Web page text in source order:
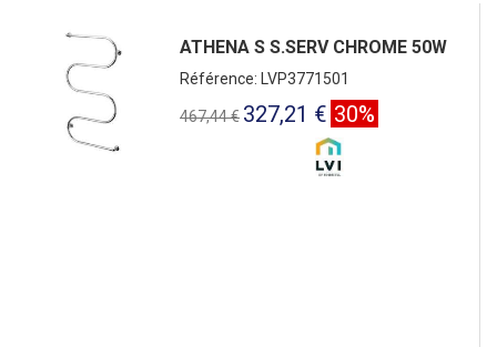
ATHENA S S.SERV CHROME 50W
Référence: LVP3771501
467,44 € 327,21 € 30%